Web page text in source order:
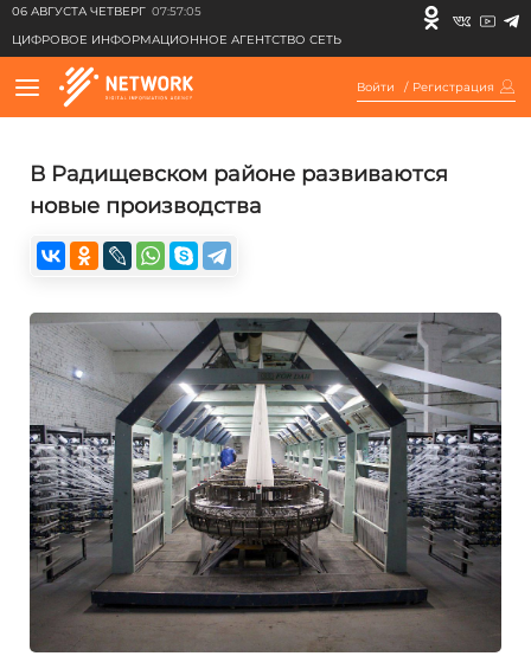
06 АВГУСТА ЧЕТВЕРГ 07:57:05
ЦИФРОВОЕ ИНФОРМАЦИОННОЕ АГЕНТСТВО СЕТЬ
Войти / Регистрация
В Радищевском районе развиваются
новые производства